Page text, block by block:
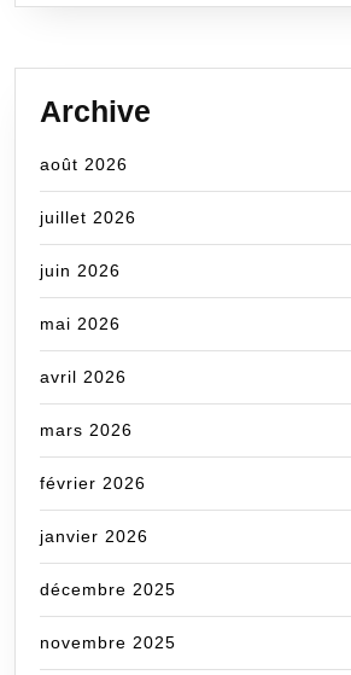
Archive
août 2026
juillet 2026
juin 2026
mai 2026
avril 2026
mars 2026
février 2026
janvier 2026
décembre 2025
novembre 2025